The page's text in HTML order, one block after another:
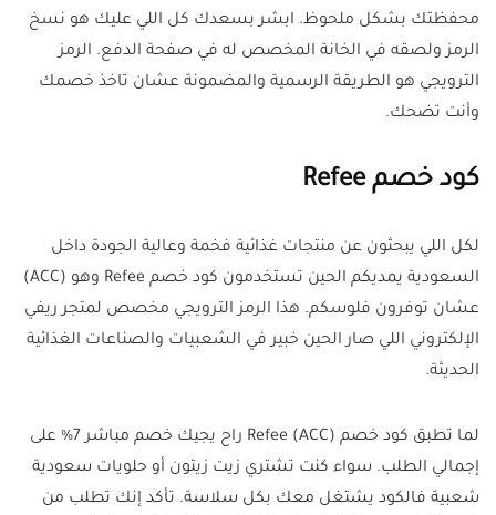
محفظتك بشكل ملحوظ. ابشر بسعدك كل اللي عليك هو نسخ
الرمز ولصقه في الخانة المخصص له في صفحة الدفع. الرمز
الترويجي هو الطريقة الرسمية والمضمونة عشان تاخذ خصمك
وأنت تضحك.
كود خصم Refee
لكل اللي يبحثون عن منتجات غذائية فخمة وعالية الجودة داخل
السعودية يمديكم الحين تستخدمون كود خصم Refee وهو (ACC)
عشان توفرون فلوسكم. هذا الرمز الترويجي مخصص لمتجر ريفي
الإلكتروني اللي صار الحين خبير في الشعبيات والصناعات الغذائية
الحديثة.
لما تطبق كود خصم Refee (ACC) راح يجيك خصم مباشر 7% على
إجمالي الطلب. سواء كنت تشتري زيت زيتون أو حلويات سعودية
شعبية فالكود يشتغل معك بكل سلاسة. تأكد إنك تطلب من